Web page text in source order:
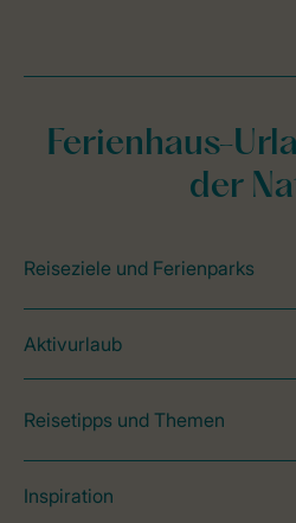
Ferienhaus-
der
Reiseziele und Ferienparks
Aktivurlaub
Reisetipps und Themen
Inspiration